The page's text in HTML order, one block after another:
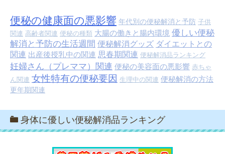
便秘の健康面の悪影響 年代別の便秘解消と予防 子供
関連 高齢者関連 便秘の種類 大腸の働きと腸内環境 優しい便秘
解消と予防の生活週間 便秘解消グッズ ダイエットとの
関連 出産後授乳中の関連 思春期関連 便秘解消品ランキング
妊婦さん（プレママ）関連 便秘の美容面の悪影響 赤ちゃ
ん関連 女性特有の便秘要因 生理中の関連 便秘解消の方法
更年期関連
身体に優しい便秘解消品ランキング